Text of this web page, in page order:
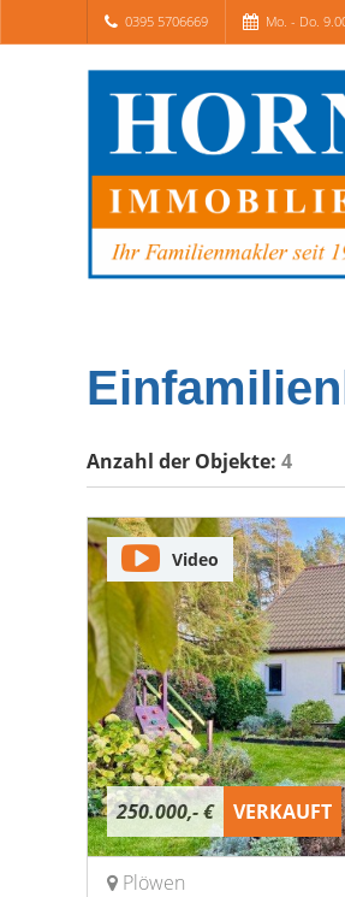
0395 5706669 Mo. - Do.
Anzahl der Objekte: 4
250.000,- € VERKAUFT
Video
Plöwen